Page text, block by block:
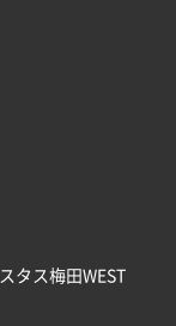
タス梅田WEST